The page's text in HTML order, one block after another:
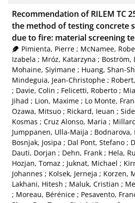
Recommendation of RILEM TC
the method of testing concrete
due to fire: material screening
Pimienta, Pierre; McNamee,
Izabela ; Mróz, Katarzyna ; Boström,
Mohaine, Siyimane ; Huang, Shan-
Mindeguia, Jean-Christophe ;
; Davie, Colin ; Felicetti, Roberto ;
Jihad ; Lion, Maxime ; Lo Monte,
Ozawa, Mitsuo ; Rickard, Ieuan ;
Kosmas ; Cruz Alonso, Maria ;
Jumppanen, Ulla-Maija ; Bodnarova,
Bosnjak, Josipa ; Dal Pont, Stefano ;
Dauti, Dorjan ; Dehn, Frank ; Hela,
Hozjan, Tomaz ; Juknat, Michael ;
Johannes ; Kolsek, Jerneja ; Korzen,
Lakhani, Hitesh ; Maluk, Cristian ;
; Moreau, Bérénice ; Pesavento,